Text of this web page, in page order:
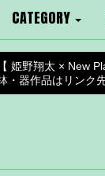
CATEGORY
【 姫野翔太 × New
・器作品はリンク